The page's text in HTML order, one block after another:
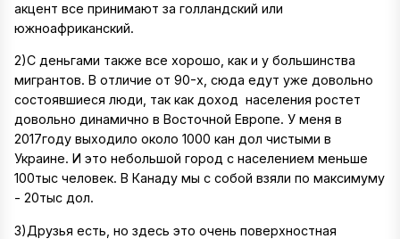
акцент все принимают за голландский или
южноафриканский.
2)С деньгами также все хорошо, как и у большинства
мигрантов. В отличие от 90-х, сюда едут уже довольно
состоявшиеся люди, так как доход населения ростет
довольно динамично в Восточной Европе. У меня в
2017году выходило около 1000 кан дол чистыми в
Украине. И это небольшой город с населением меньше
100тыс человек. В Канаду мы с собой взяли по максимуму
- 20тыс дол.
3)Друзья есть, но здесь это очень поверхностная